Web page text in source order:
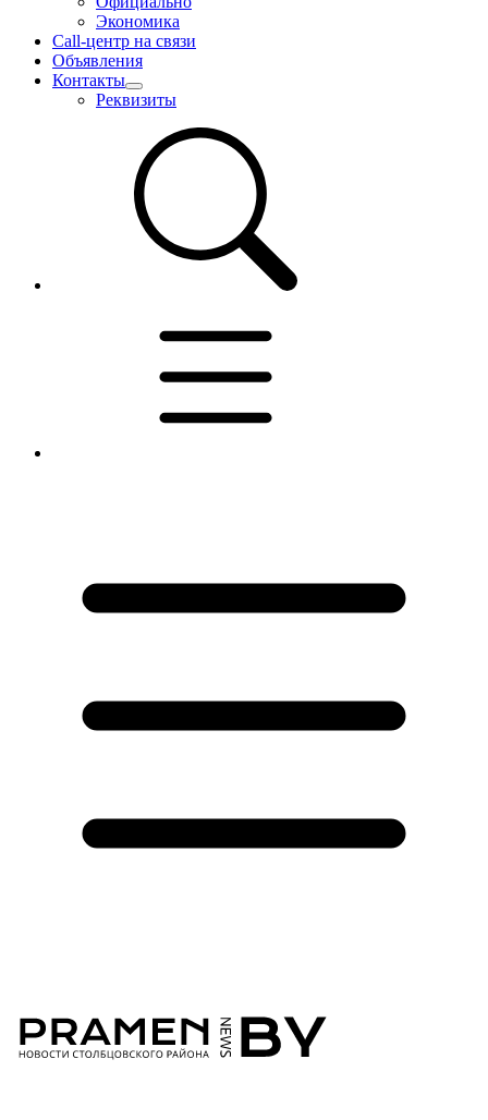
Экономика
Call-центр на связи
Объявления
Контакты
Реквизиты